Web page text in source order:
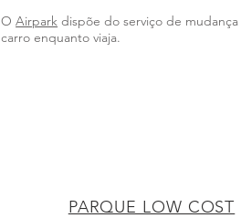
OAirpark dispõe do serviço de
carro enquanto viaja.
PARQUE LOW COST